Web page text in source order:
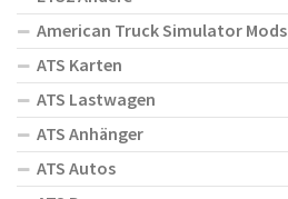
American Truck Simulator Mods
ATS Karten
ATS Lastwagen
ATS Anhänger
ATS Autos